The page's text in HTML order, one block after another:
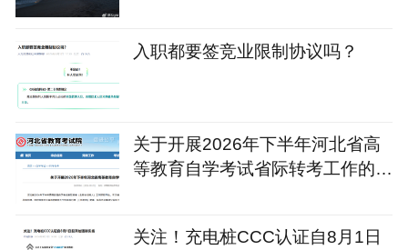
入职都要签竞业限制协议吗？
关于开展2026年下半年河北省高
等教育自学考试省际转考工作的公
关注！充电桩CCC认证自8月1日